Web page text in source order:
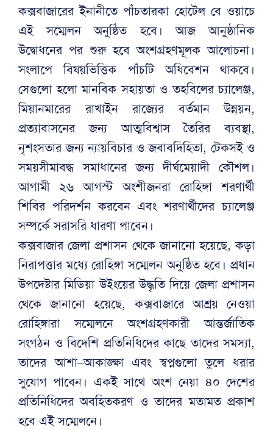
কক্সবাজারের ইনানীতে পাঁচতারকা হোটেল বে ওয়াচে
এই সম্মেলন অনুষ্ঠিত হবে। আজ আনুষ্ঠানিক
উদ্বোধনের পর শুরু হবে অংশগ্রহণমূলক আলোচনা।
সংলাপে বিষয়ভিত্তিক পাঁচটি অধিবেশন থাকবে।
সেগুলো হলো মানবিক সহায়তা ও তহবিলের চ্যালেঞ্জ,
মিয়ানমারের রাখাইন রাজ্যের বর্তমান উন্নয়ন,
প্রত্যাবাসনের জন্য আত্মবিশ্বাস তৈরির ব্যবস্থা,
নৃশংসতার জন্য ন্যায়বিচার ও জবাবদিহিতা, টেকসই ও
সময়সীমাবদ্ধ সমাধানের জন্য দীর্ঘমেয়াদী কৌশল।
আগামী ২৬ আগস্ট অংশীজনরা রোহিঙ্গা শরণার্থী
শিবির পরিদর্শন করবেন এবং শরণার্থীদের চ্যালেঞ্জ
সম্পর্কে সরাসরি ধারণা পাবেন।
কক্সবাজার জেলা প্রশাসন থেকে জানানো হয়েছে, কড়া
নিরাপত্তার মধ্যে রোহিঙ্গা সম্মেলন অনুষ্ঠিত হবে। প্রধান
উপদেষ্টার মিডিয়া উইংয়ের উদ্ধৃতি দিয়ে জেলা প্রশাসন
থেকে জানানো হয়েছে, কক্সবাজারে আশ্রয় নেওয়া
রোহিঙ্গারা সম্মেলনে অংশগ্রহণকারী আন্তর্জাতিক
সংগঠন ও বিদেশি প্রতিনিধিদের কাছে তাদের সমস্যা,
তাদের আশা–আকাঙ্ক্ষা এবং স্বপ্নগুলো তুলে ধরার
সুযোগ পাবেন। একই সাথে অংশ নেয়া ৪০ দেশের
প্রতিনিধিদের অবহিতকরণ ও তাদের মতামত প্রকাশ
হবে এই সম্মেলনে।